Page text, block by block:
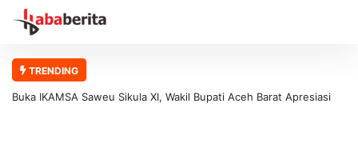
TRENDING
Buka IKAMSA Saweu Sikula XI, Wakil Bupati Aceh Barat Apresiasi